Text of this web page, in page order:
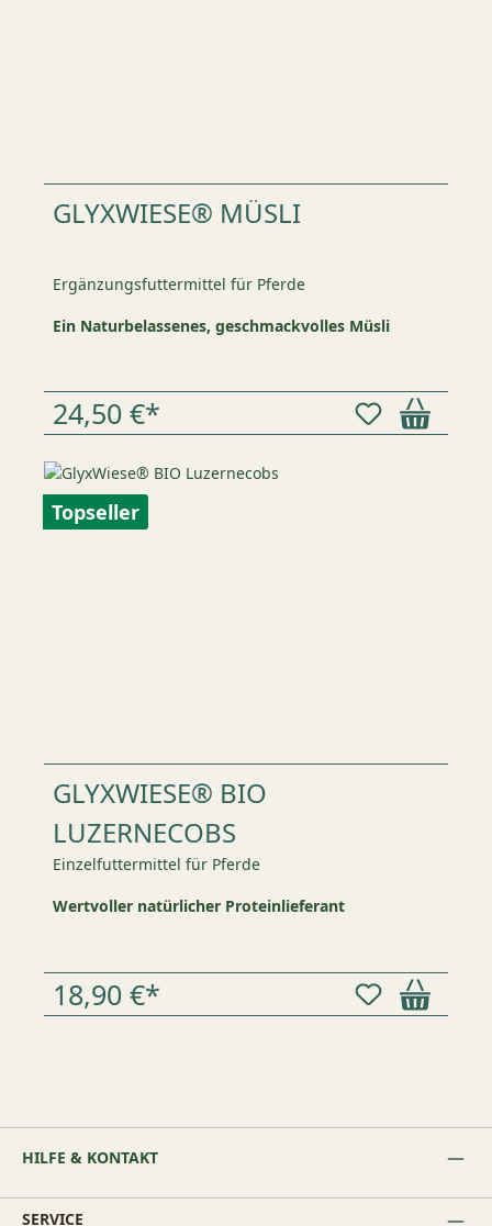
GLYXWIESE® MÜSLI
Ergänzungsfuttermittel für Pferde
Ein Naturbelassenes, geschmackvolles Müsli
24,50 €*
Topseller
GLYXWIESE® BIO
LUZERNECOBS
Einzelfuttermittel für Pferde
Wertvoller natürlicher Proteinlieferant
18,90 €*
HILFE & KONTAKT
SERVICE